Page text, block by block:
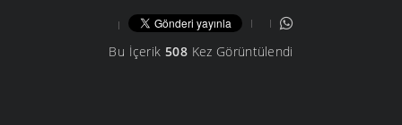
Bu İçerik 508Kez Görüntülendi